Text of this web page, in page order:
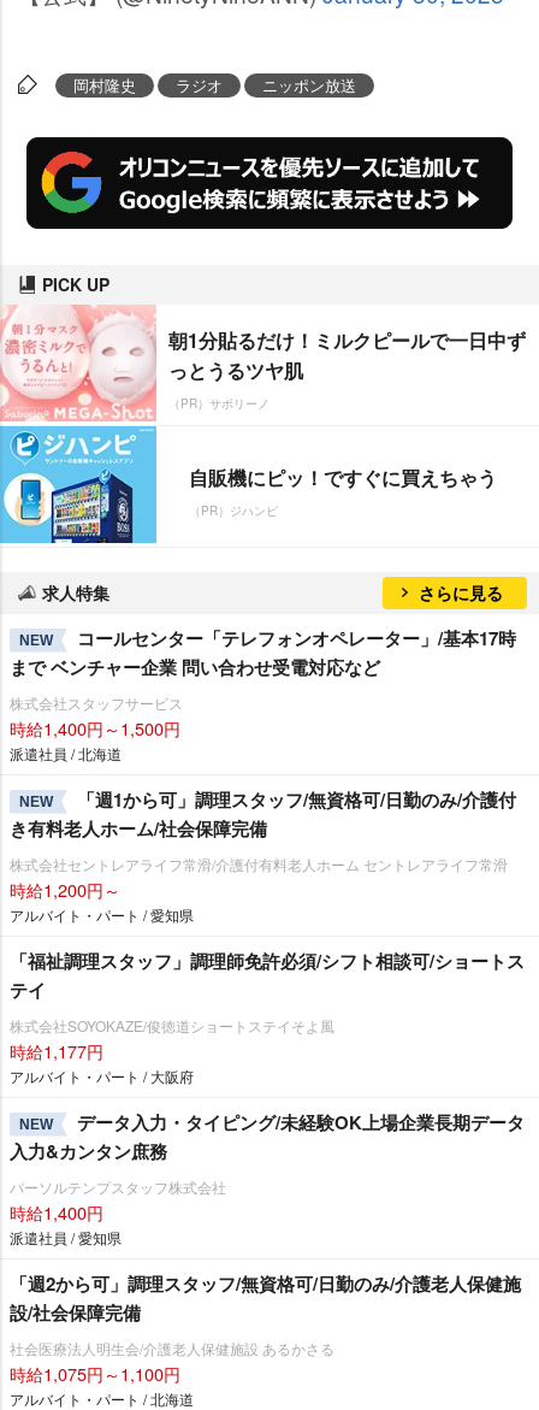
岡村隆史 ラジオ ニッポン放送
PICK UP
朝1分貼るだけ！ミルクピールで一日中ず
っとうるツヤ肌
（PR）サボリーノ
自販機にピッ！ですぐに買えちゃう
（PR）ジハンピ
求人特集 さらに見る
NEW
コールセンター「テレフォンオペレーター」/基本17時
まで ベンチャー企業 問い合わせ受電対応など
株式会社スタッフサービス
時給1,400円～1,500円
派遣社員 / 北海道
NEW
「週1から可」調理スタッフ/無資格可/日勤のみ/介護付
き有料老人ホーム/社会保障完備
株式会社セントレアライフ常滑/介護付有料老人ホーム セントレアライフ常滑
時給1,200円～
アルバイト・パート / 愛知県
「福祉調理スタッフ」調理師免許必須/シフト相談可/ショートス
テイ
株式会社SOYOKAZE/俊徳道ショートステイそよ風
時給1,177円
アルバイト・パート / 大阪府
NEW
データ入力・タイピング/未経験OK上場企業長期データ
入力&カンタン庶務
パーソルテンプスタッフ株式会社
時給1,400円
派遣社員 / 愛知県
「週2から可」調理スタッフ/無資格可/日勤のみ/介護老人保健施
設/社会保障完備
社会医療法人明生会/介護老人保健施設 あるかさる
時給1,075円～1,100円
アルバイト・パート / 北海道